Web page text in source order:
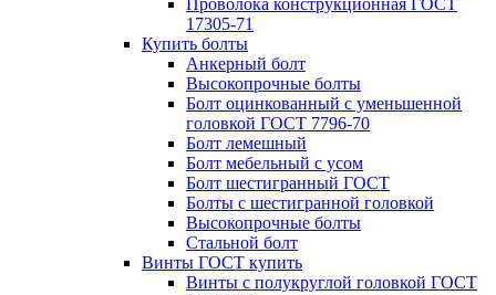
Проволока конструкционная ГОСТ
17305-71
Купить болты
Анкерный болт
Высокопрочные болты
Болт оцинкованный с уменьшенной
головкой ГОСТ 7796-70
Болт лемешный
Болт мебельный с усом
Болт шестигранный ГОСТ
Болты с шестигранной головкой
Высокопрочные болты
Стальной болт
Винты ГОСТ купить
Винты с полукруглой головкой ГОСТ